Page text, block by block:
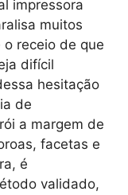
impressora
muitos
receio de que
difícil
hesitação
de
a margem de
facetas e
é
validado,